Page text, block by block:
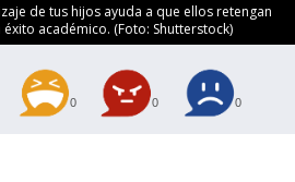
de tus hijos ayuda a que ellos retengan
académico. (Foto: Shutterstock)
0 0 0